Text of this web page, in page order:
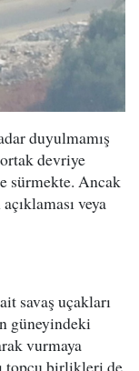
duyulmamış
devriye
sürmekte. Ancak
veya
savaş uçakları
güneyindeki
vurmaya
topçu birlikleri de